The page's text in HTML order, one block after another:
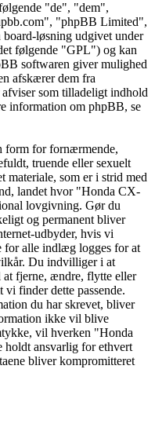
"de", "dem",
"phpBB Limited",
løsning udgivet under
følgende "GPL") og kan
softwaren giver mulighed
afskærer dem fra
som tilladeligt indhold
information om phpBB, se
form for fornærmende,
truende eller sexuelt
materiale, som er i strid med
landet hvor "Honda CX-
lovgivning. Gør du
og permanent bliver
udbyder, hvis vi
for alle indlæg logges for at
Du indvilliger i at
fjerne, ændre, flytte eller
vi finder dette passende.
du har skrevet, bliver
ikke vil blive
vil hverken "Honda
ansvarlig for ethvert
bliver kompromitteret